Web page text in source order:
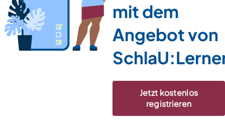
mit dem
Angebot von
Jetzt kostenlos
registrieren